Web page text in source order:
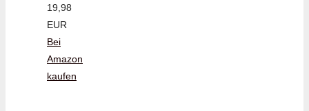
19,98
EUR
Bei
Amazon
kaufen